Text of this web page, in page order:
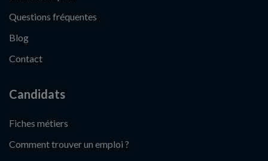
Questions fréquentes
Blog
Contact
Candidats
Fiches métiers
Comment trouver un emploi ?